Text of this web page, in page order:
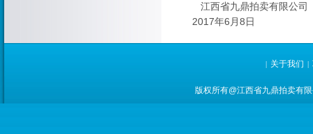
江西省九鼎拍卖有限公司
2017年6月8日
| 关于我们 |
版权所有@江西省九鼎拍卖有